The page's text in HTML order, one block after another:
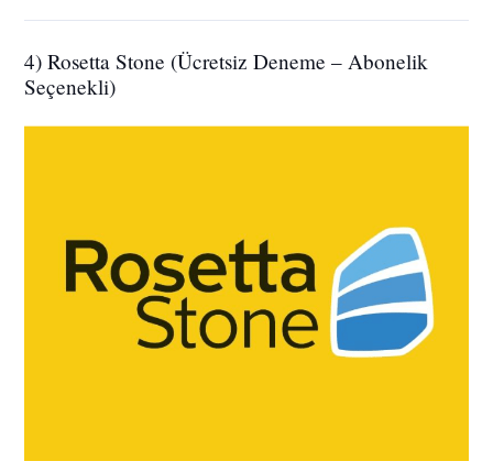
4) Rosetta Stone (Ücretsiz Deneme – Abonelik
Seçenekli)